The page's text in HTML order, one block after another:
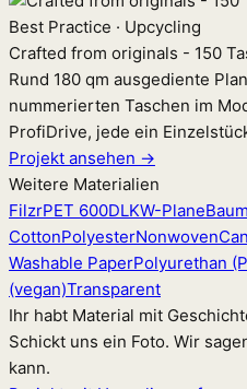
Best Practice · Upcycling
Crafted from originals - 150
Rund 180 qm ausgediente
nummerierten Taschen im
ProfiDrive, jede ein
Projekt ansehen →
Weitere Materialien
FilzrPET 600DLKW-Plane
CottonPolyesterNonwoven
Washable PaperPolyurethan
(vegan)Transparent
Ihr habt Material mit
Schickt uns ein Foto. Wir
kann.